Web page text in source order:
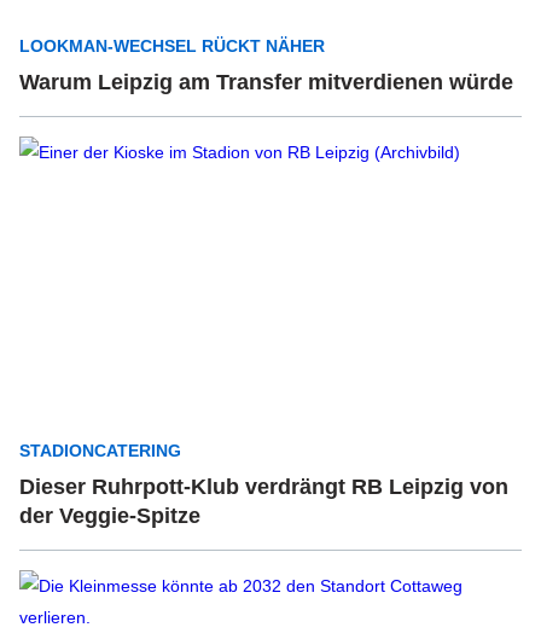
LOOKMAN-WECHSEL RÜCKT NÄHER
Warum Leipzig am Transfer mitverdienen würde
STADIONCATERING
Dieser Ruhrpott-Klub verdrängt RB Leipzig von
der Veggie-Spitze